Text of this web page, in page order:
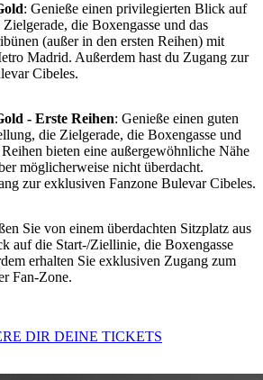
: Genieße einen privilegierten Blick auf
die Boxengasse und das
(außer in den ersten Reihen) mit
Madrid. Außerdem hast du Zugang zur
Cibeles.
- Erste Reihen: Genieße einen guten
die Zielgerade, die Boxengasse und
bieten eine außergewöhnliche Nähe
möglicherweise nicht überdacht.
zur exklusiven Fanzone Bulevar Cibeles.
Sie von einem überdachten Sitzplatz aus
auf die Start-/Ziellinie, die Boxengasse
erhalten Sie exklusiven Zugang zum
Fan-Zone.
DIR DEINE TICKETS